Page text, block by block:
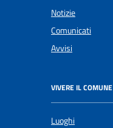
Notizie
Comunicati
Avvisi
VIVERE IL COMUNE
Luoghi